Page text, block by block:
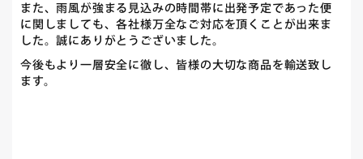
また、雨風が強まる見込みの時間帯に出発予定であった便
に関しましても、各社様万全なご対応を頂くことが出来ま
した。誠にありがとうございました。
今後もより一層安全に徹し、皆様の大切な商品を輸送致し
ます。